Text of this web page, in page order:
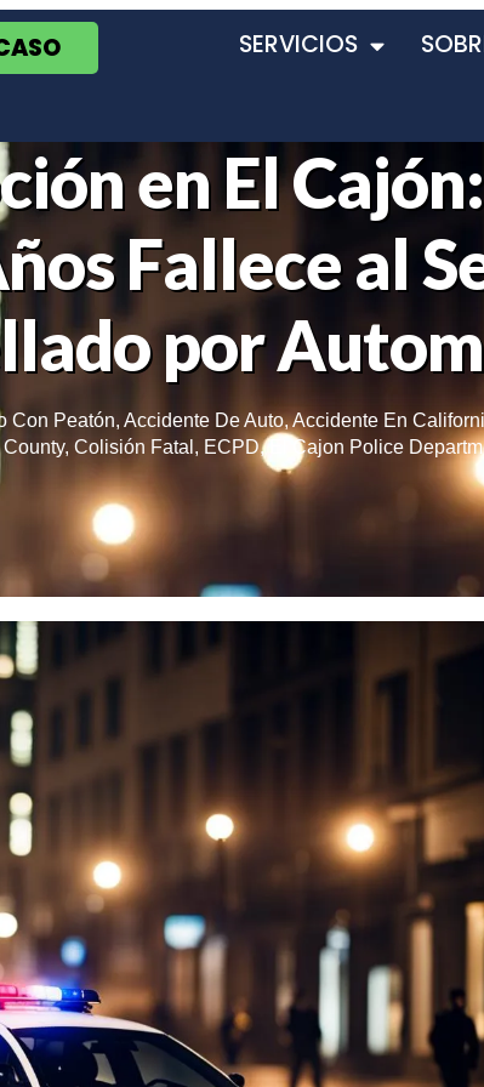
SERVICIOS
en El
Fallece al
por
Con Peatón, Accidente De Auto,Accidente En
, Colisión Fatal , ECPD, El Cajon Police